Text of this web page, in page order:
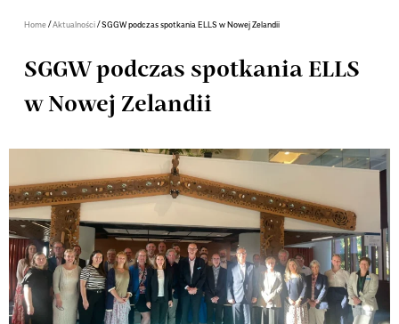
Home/Aktualności/SGGW podczas spotkania ELLS w Nowej Zelandii
SGGW podczas spotkania ELLS
w Nowej Zelandii